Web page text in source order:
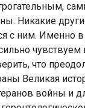
Никакие
с ним.
что
Великая
войны и